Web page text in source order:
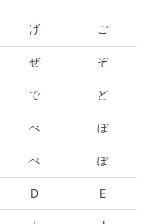
げ ご
ぜ ぞ
で ど
べ ぼ
ぺ ぽ
D E